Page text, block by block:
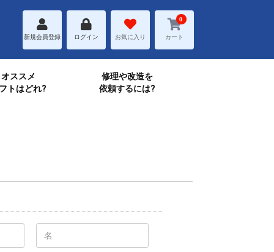
新規会員登録 ログイン お気に入り
0
カート
オススメ
トはどれ?
修理や改造を
依頼するには?